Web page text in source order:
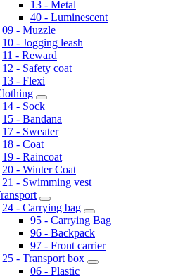
13 - Metal
40 - Luminescent
09 - Muzzle
10 - Jogging leash
11 - Reward
12 - Safety coat
13 - Flexi
14 - Sock
15 - Bandana
17 - Sweater
18 - Coat
19 - Raincoat
20 - Winter Coat
21 - Swimming vest
24 - Carrying bag
95 - Carrying Bag
96 - Backpack
97 - Front carrier
25 - Transport box
06 - Plastic